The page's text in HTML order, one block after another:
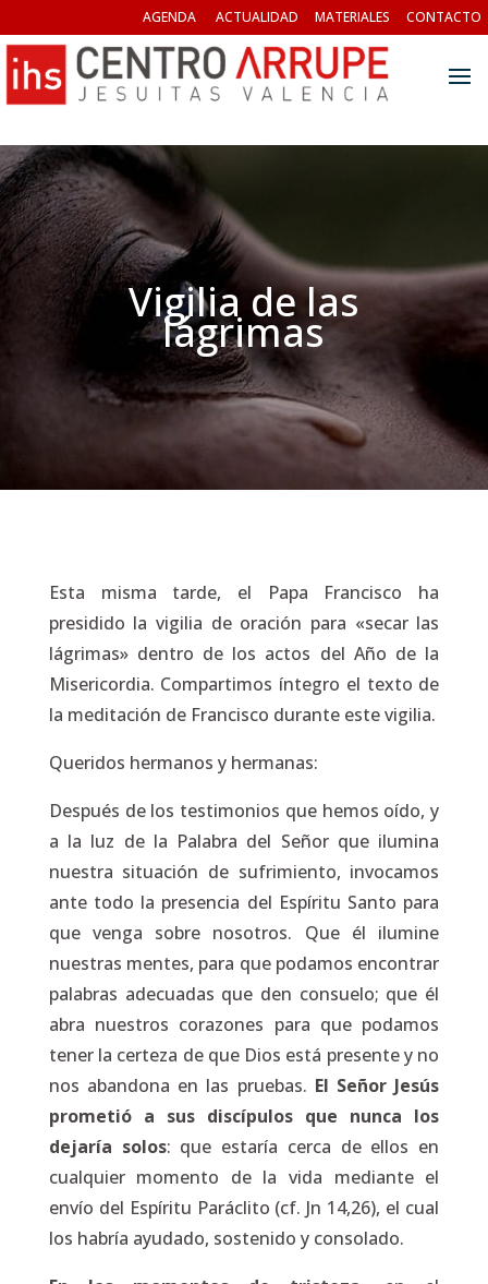
AGENDA ACTUALIDAD MATERIALES CONTACTO
Vigilia de las
lágrimas
Esta misma tarde, el Papa Francisco ha
presidido la vigilia de oración para «secar las
lágrimas» dentro de los actos del Año de la
Misericordia. Compartimos íntegro el texto de
la meditación de Francisco durante este vigilia.
Queridos hermanos y hermanas:
Después de los testimonios que hemos oído, y
a la luz de la Palabra del Señor que ilumina
nuestra situación de sufrimiento, invocamos
ante todo la presencia del Espíritu Santo para
que venga sobre nosotros. Que él ilumine
nuestras mentes, para que podamos encontrar
palabras adecuadas que den consuelo; que él
abra nuestros corazones para que podamos
tener la certeza de que Dios está presente y no
nos abandona en las pruebas. El Señor Jesús
prometió a sus discípulos que nunca los
dejaría solos: que estaría cerca de ellos en
cualquier momento de la vida mediante el
envío del Espíritu Paráclito (cf. Jn 14,26), el cual
los habría ayudado, sostenido y consolado.